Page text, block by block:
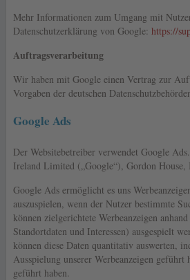
Mehr Informationen zum Umgang mit
Datenschutzerklärung von Google: https://
Auftragsverarbeitung
Wir haben mit Google einen Vertrag zur
Vorgaben der deutschen
Google Ads
Der Websitebetreiber verwendet Google
Ireland Limited („Google“), Gordon
Google Ads ermöglicht es uns
auszuspielen, wenn der Nutzer bestimmte
können zielgerichtete Werbeanzeigen
Standortdaten und Interessen) ausgespielt
können diese Daten quantitativ auswerten,
Ausspielung unserer Werbeanzeigen
geführt haben.